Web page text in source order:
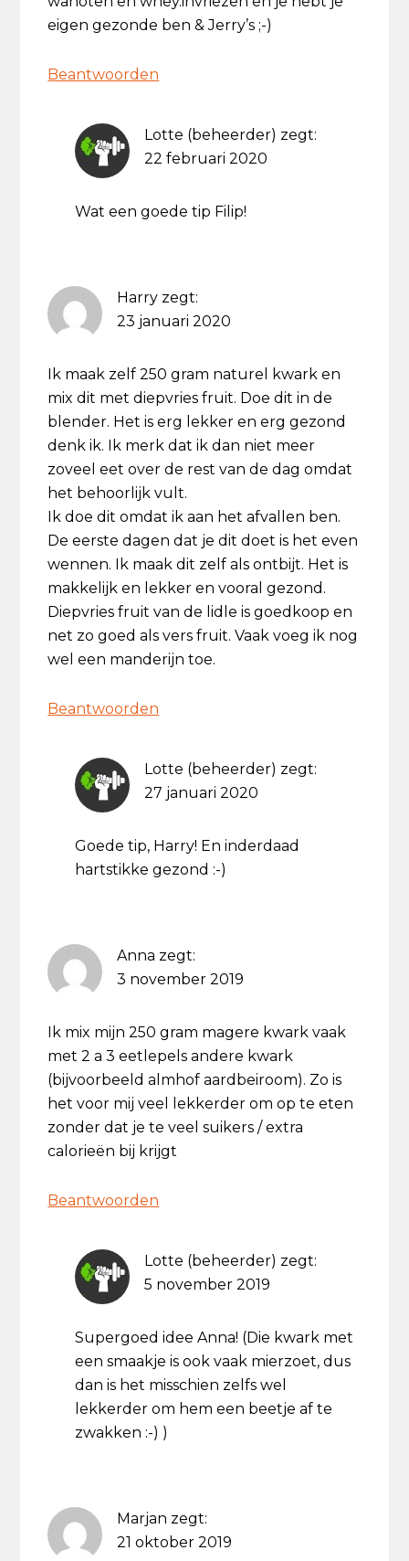
eigen gezonde ben & Jerry’s ;-)
Beantwoorden
Lotte (beheerder) zegt:
22 februari 2020
Wat een goede tip Filip!
Harry zegt:
23 januari 2020
Ik maak zelf 250 gram naturel kwark en
mix dit met diepvries fruit. Doe dit in de
blender. Het is erg lekker en erg gezond
denk ik. Ik merk dat ik dan niet meer
zoveel eet over de rest van de dag omdat
het behoorlijk vult.
Ik doe dit omdat ik aan het afvallen ben.
De eerste dagen dat je dit doet is het even
wennen. Ik maak dit zelf als ontbijt. Het is
makkelijk en lekker en vooral gezond.
Diepvries fruit van de lidle is goedkoop en
net zo goed als vers fruit. Vaak voeg ik nog
wel een manderijn toe.
Beantwoorden
Lotte (beheerder) zegt:
27 januari 2020
Goede tip, Harry! En inderdaad
hartstikke gezond :-)
Anna zegt:
3 november 2019
Ik mix mijn 250 gram magere kwark vaak
met 2 a 3 eetlepels andere kwark
(bijvoorbeeld almhof aardbeiroom). Zo is
het voor mij veel lekkerder om op te eten
zonder dat je te veel suikers / extra
calorieën bij krijgt
Beantwoorden
Lotte (beheerder) zegt:
5 november 2019
Supergoed idee Anna! (Die kwark met
een smaakje is ook vaak mierzoet, dus
dan is het misschien zelfs wel
lekkerder om hem een beetje af te
zwakken :-) )
Marjan zegt:
21 oktober 2019